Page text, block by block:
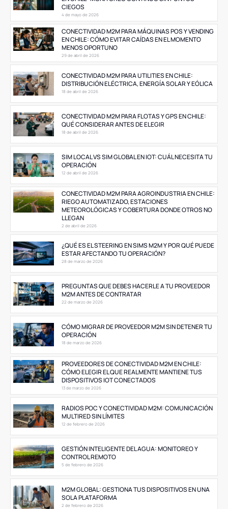
CIEGOS
4 de mayo de 2026
CONECTIVIDAD M2M PARA MÁQUINAS POS Y VENDING
EN CHILE: CÓMO EVITAR CAÍDAS EN EL MOMENTO
MENOS OPORTUNO
29 de abril de 2026
CONECTIVIDAD M2M PARA UTILITIES EN CHILE:
DISTRIBUCIÓN ELÉCTRICA, ENERGÍA SOLAR Y EÓLICA
18 de abril de 2026
CONECTIVIDAD M2M PARA FLOTAS Y GPS EN CHILE:
QUÉ CONSIDERAR ANTES DE ELEGIR
18 de abril de 2026
SIM LOCAL VS SIM GLOBAL EN IOT: CUÁL NECESITA TU
OPERACIÓN
12 de abril de 2026
CONECTIVIDAD M2M PARA AGROINDUSTRIA EN CHILE:
RIEGO AUTOMATIZADO, ESTACIONES
METEOROLÓGICAS Y COBERTURA DONDE OTROS NO
LLEGAN
2 de abril de 2026
¿QUÉ ES EL STEERING EN SIMS M2M Y POR QUÉ PUEDE
ESTAR AFECTANDO TU OPERACIÓN?
28 de marzo de 2026
PREGUNTAS QUE DEBES HACERLE A TU PROVEEDOR
M2M ANTES DE CONTRATAR
22 de marzo de 2026
CÓMO MIGRAR DE PROVEEDOR M2M SIN DETENER TU
OPERACIÓN
18 de marzo de 2026
PROVEEDORES DE CONECTIVIDAD M2M EN CHILE:
CÓMO ELEGIR EL QUE REALMENTE MANTIENE TUS
DISPOSITIVOS IOT CONECTADOS
13 de marzo de 2026
RADIOS POC Y CONECTIVIDAD M2M: COMUNICACIÓN
MULTIRED SIN LÍMITES
12 de febrero de 2026
GESTIÓN INTELIGENTE DEL AGUA: MONITOREO Y
CONTROL REMOTO
5 de febrero de 2026
M2M GLOBAL: GESTIONA TUS DISPOSITIVOS EN UNA
SOLA PLATAFORMA
2 de febrero de 2026